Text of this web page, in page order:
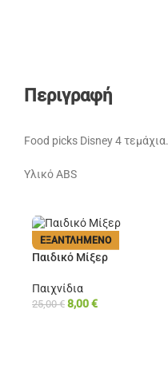
Περιγραφή
Food picks Disney 4 τεμάχια.
Υλικό ABS
ΕΞΑΝΤΛΗΜΈΝΟ
Παιδικό Μίξερ
Παιχνίδια
25,00€ 8,00€